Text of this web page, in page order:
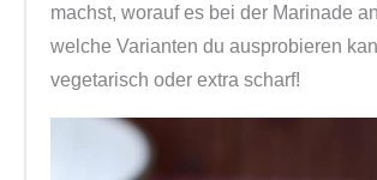
machst, worauf es bei der Marinade
welche Varianten du ausprobieren
vegetarisch oder extra scharf!